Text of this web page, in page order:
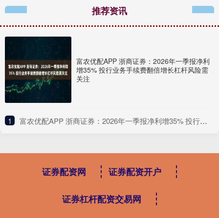
推荐资讯
富农优配APP 浙商证券：2026年一季报净利
增35% 投行业务手续费翻倍增长杠杆风险需
关注
1 ​富农优配APP 浙商证券：2026年一季报净利增35% 投行业务手续费翻倍增长杠杆风险需关注
证券配资网 证券配资开户
证券杠杆配资交易网